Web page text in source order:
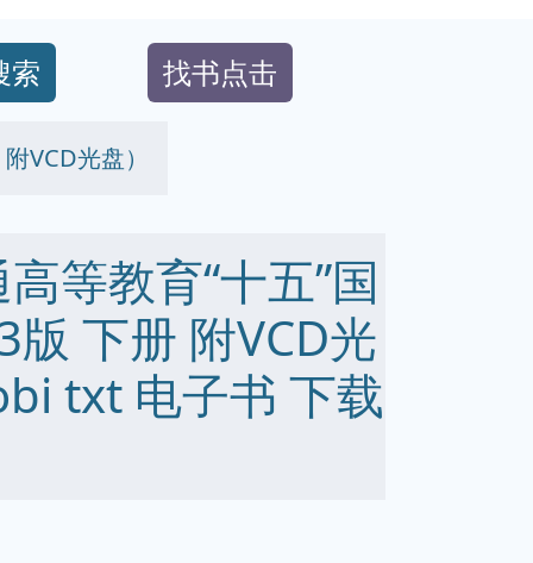
索 找书点击
VCD光盘）
等教育“十五”国
下册 附VCD光
txt 电子书 下载